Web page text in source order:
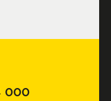
000